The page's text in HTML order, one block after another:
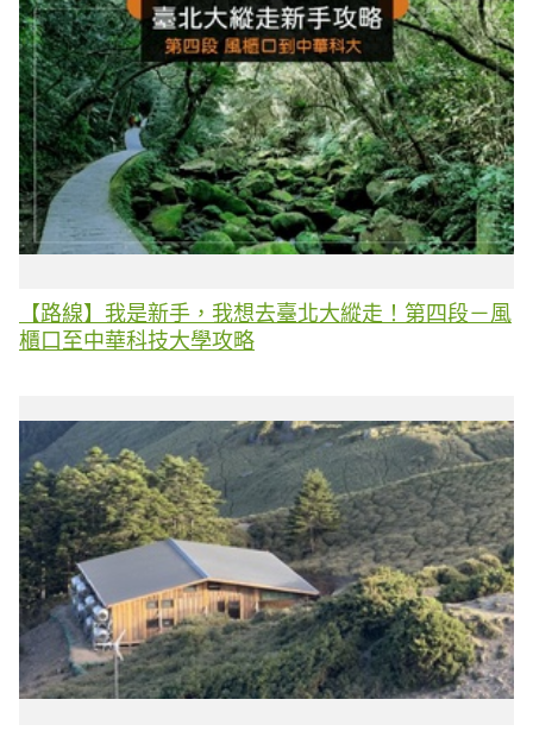
【路線】我是新手，我想去臺北大縱走！第四段－風
櫃口至中華科技大學攻略